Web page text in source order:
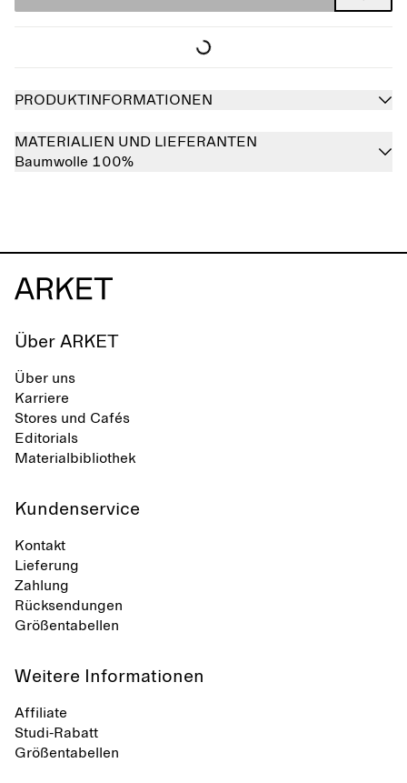
PRODUKTINFORMATIONEN
MATERIALIEN UND LIEFERANTEN
Baumwolle 100%
Über ARKET
Über uns
Karriere
Stores und Cafés
Editorials
Materialbibliothek
Kundenservice
Kontakt
Lieferung
Zahlung
Rücksendungen
Größentabellen
Weitere Informationen
Affiliate
Studi-Rabatt
Größentabellen